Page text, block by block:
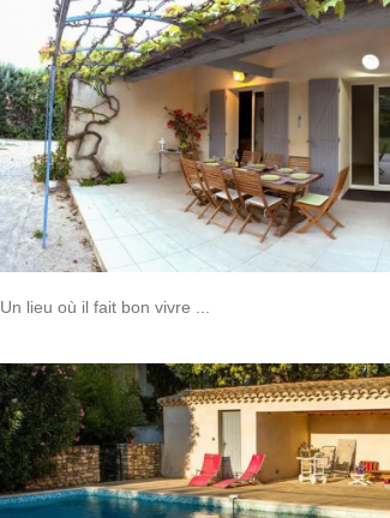
Un lieu où il fait bon vivre ...